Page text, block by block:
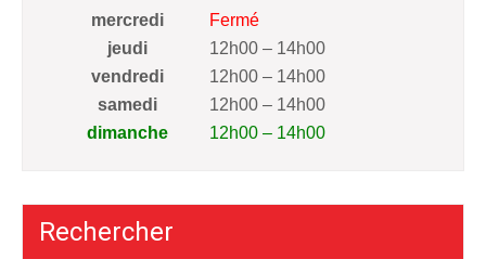
mercredi
Fermé
jeudi
12h00 – 14h00
vendredi
12h00 – 14h00
samedi
12h00 – 14h00
dimanche
12h00 – 14h00
Rechercher